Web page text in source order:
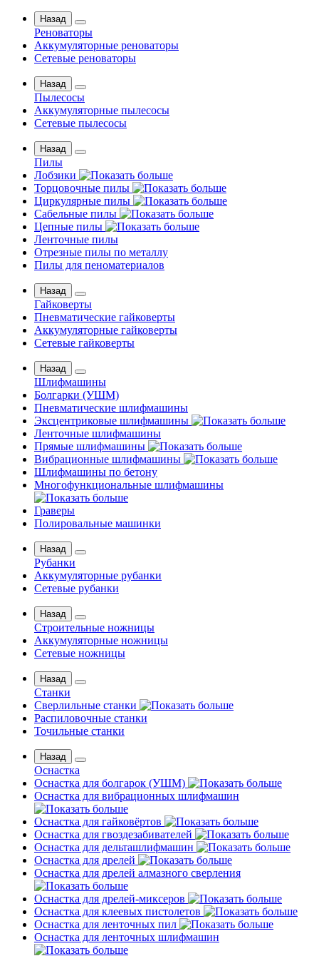
Назад
Реноваторы
Аккумуляторные реноваторы
Сетевые реноваторы
Назад
Пылесосы
Аккумуляторные пылесосы
Сетевые пылесосы
Назад
Пилы
Лобзики
Торцовочные пилы
Циркулярные пилы
Сабельные пилы
Цепные пилы
Ленточные пилы
Отрезные пилы по металлу
Пилы для пеноматериалов
Назад
Гайковерты
Пневматические гайковерты
Аккумуляторные гайковерты
Сетевые гайковерты
Назад
Шлифмашины
Бoлгаpки (УШM)
Пневматические шлифмашины
Эксцентриковые шлифмашины
Ленточные шлифмашины
Прямые шлифмашины
Вибрационные шлифмашины
Шлифмашины по бетону
Многофункциональные шлифмашины
Граверы
Полировальные машинки
Назад
Рубанки
Аккумуляторные рубанки
Сетевые рубанки
Назад
Строительные ножницы
Аккумуляторные ножницы
Сетевые ножницы
Назад
Станки
Сверлильные станки
Распиловочные станки
Точильные станки
Назад
Оснастка
Оснастка для болгарок (УШМ)
Оснастка для вибрационных шлифмашин
Оснастка для гайковёртов
Оснастка для гвоздезабивателей
Оснастка для дельташлифмашин
Оснастка для дрелей
Оснастка для дрелей алмазного сверления
Оснастка для дрелей-миксеров
Оснастка для клеевых пистолетов
Оснастка для ленточных пил
Оснастка для ленточных шлифмашин